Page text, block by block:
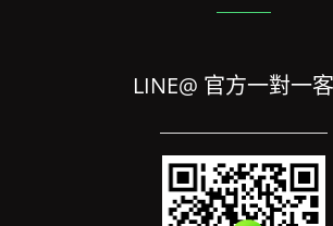
LINE@ 官方一對一